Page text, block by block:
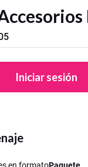
Iniciar sesión